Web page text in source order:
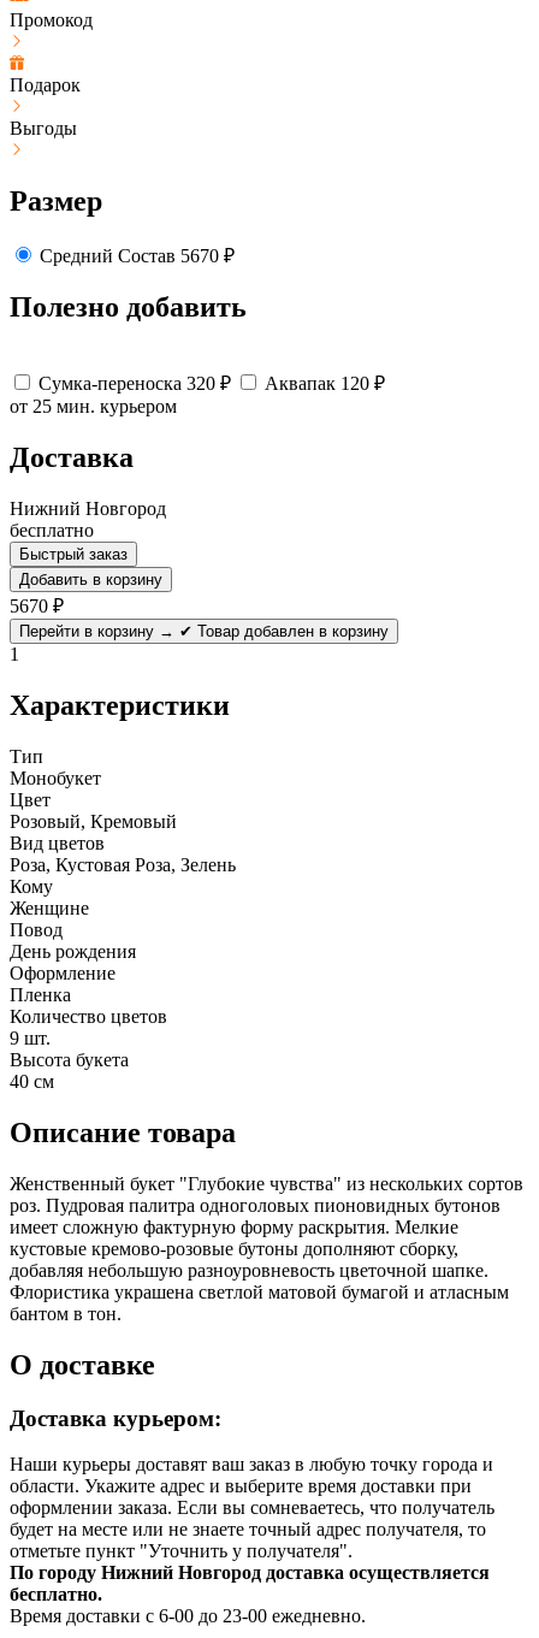
Промокод
Подарок
Выгоды
Размер
Средний Состав 5670 ₽
Полезно добавить
Сумка-переноска 320 ₽ Аквапак 120 ₽
от 25 мин. курьером
Доставка
Нижний Новгород
бесплатно
Быстрый заказ
Добавить в корзину
5670 ₽
Перейти в корзину → ✔ Товар добавлен в корзину
1
Характеристики
Тип
Монобукет
Цвет
Розовый, Кремовый
Вид цветов
Роза, Кустовая Роза, Зелень
Кому
Женщине
Повод
День рождения
Оформление
Пленка
Количество цветов
9 шт.
Высота букета
40 см
Описание товара
Женственный букет "Глубокие чувства" из нескольких сортов
роз. Пудровая палитра одноголовых пионовидных бутонов
имеет сложную фактурную форму раскрытия. Мелкие
кустовые кремово-розовые бутоны дополняют сборку,
добавляя небольшую разноуровневость цветочной шапке.
Флористика украшена светлой матовой бумагой и атласным
бантом в тон.
О доставке
Доставка курьером:
Наши курьеры доставят ваш заказ в любую точку города и
области. Укажите адрес и выберите время доставки при
оформлении заказа. Если вы сомневаетесь, что получатель
будет на месте или не знаете точный адрес получателя, то
отметьте пункт "Уточнить у получателя".
По городу Нижний Новгород доставка осуществляется
бесплатно.
Время доставки с 6-00 до 23-00 ежедневно.